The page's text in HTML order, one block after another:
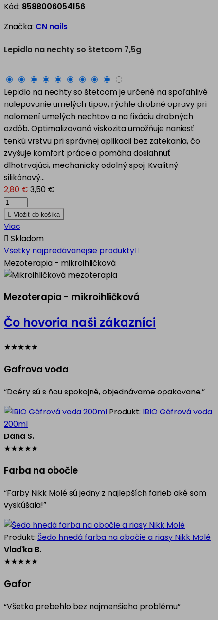
Kód: 8588006054156
Značka: CN nails
Lepidlo na nechty so štetcom 7,5g
Lepidlo na nechty so štetcom je určené na spoľahlivé
nalepovanie umelých tipov, rýchle drobné opravy pri
nalomení umelých nechtov a na fixáciu drobných
ozdôb. Optimalizovaná viskozita umožňuje naniesť
tenkú vrstvu pri správnej aplikacii bez zatekania, čo
zvyšuje komfort práce a pomáha dosiahnuť
dlhotrvajúci, mechanicky odolný spoj. Kvalitný
silikónový...
2,80 € 3,50 €
 Vložiť do košíka
Viac
 Skladom
Všetky najpredávanejšie produkty
Mezoterapia - mikroihličková
Mezoterapia - mikroihličková
Čo hovoria naši zákazníci
★★★★★
Gafrova voda
“Dcéry sú s ňou spokojné, objednávame opakovane.”
Produkt: IBIO Gáfrová voda
200ml
Dana S.
★★★★★
Farba na obočie
“Farby Nikk Molé sú jedny z najlepších farieb aké som
vyskúšala!”
Produkt: Šedo hnedá farba na obočie a riasy Nikk Molé
Vlaďka B.
★★★★★
Gafor
“Všetko prebehlo bez najmenšieho problému”